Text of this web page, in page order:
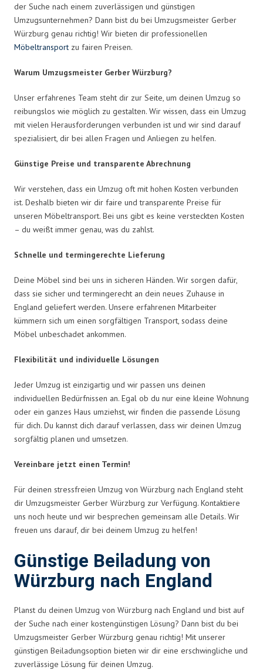
der Suche nach einem zuverlässigen und günstigen
Umzugsunternehmen? Dann bist du bei Umzugsmeister Gerber
Würzburg genau richtig! Wir bieten dir professionellen
Möbeltransport zu fairen Preisen.
Warum Umzugsmeister Gerber Würzburg?
Unser erfahrenes Team steht dir zur Seite, um deinen Umzug so
reibungslos wie möglich zu gestalten. Wir wissen, dass ein Umzug
mit vielen Herausforderungen verbunden ist und wir sind darauf
spezialisiert, dir bei allen Fragen und Anliegen zu helfen.
Günstige Preise und transparente Abrechnung
Wir verstehen, dass ein Umzug oft mit hohen Kosten verbunden
ist. Deshalb bieten wir dir faire und transparente Preise für
unseren Möbeltransport. Bei uns gibt es keine versteckten Kosten
– du weißt immer genau, was du zahlst.
Schnelle und termingerechte Lieferung
Deine Möbel sind bei uns in sicheren Händen. Wir sorgen dafür,
dass sie sicher und termingerecht an dein neues Zuhause in
England geliefert werden. Unsere erfahrenen Mitarbeiter
kümmern sich um einen sorgfältigen Transport, sodass deine
Möbel unbeschadet ankommen.
Flexibilität und individuelle Lösungen
Jeder Umzug ist einzigartig und wir passen uns deinen
individuellen Bedürfnissen an. Egal ob du nur eine kleine Wohnung
oder ein ganzes Haus umziehst, wir finden die passende Lösung
für dich. Du kannst dich darauf verlassen, dass wir deinen Umzug
sorgfältig planen und umsetzen.
Vereinbare jetzt einen Termin!
Für deinen stressfreien Umzug von Würzburg nach England steht
dir Umzugsmeister Gerber Würzburg zur Verfügung. Kontaktiere
uns noch heute und wir besprechen gemeinsam alle Details. Wir
freuen uns darauf, dir bei deinem Umzug zu helfen!
Günstige Beiladung von
Würzburg nach England
Planst du deinen Umzug von Würzburg nach England und bist auf
der Suche nach einer kostengünstigen Lösung? Dann bist du bei
Umzugsmeister Gerber Würzburg genau richtig! Mit unserer
günstigen Beiladungsoption bieten wir dir eine erschwingliche und
zuverlässige Lösung für deinen Umzug.